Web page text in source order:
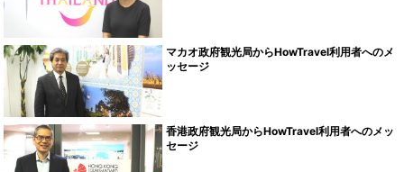
マカオ政府観光局からHowTravel利用者へのメ
ッセージ
香港政府観光局からHowTravel利用者へのメッ
セージ